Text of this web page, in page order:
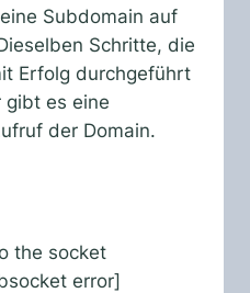
Subdomain auf
Schritte, die
Erfolg durchgeführt
gibt es eine
der Domain.
the socket
error]